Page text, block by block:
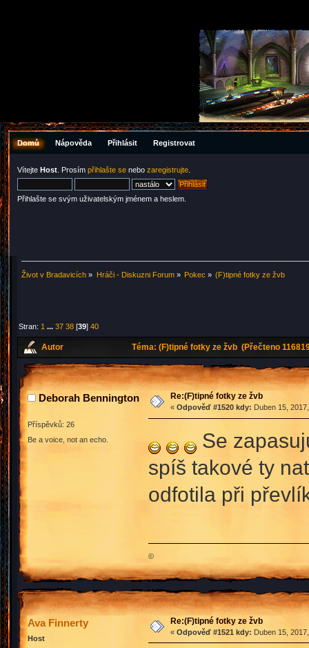
Domů Nápověda Přihlásit Registrovat
Vítejte Host . Prosím přihlašte se nebo zaregistrujte
Přihlašte se svým uživatelským jménem a heslem.
Život v Bradavicích » Hráči - Diskuzni Forum» Pokec » (F)tipné fotky ze žvb
Stran: 1 ...37 38 [39]40
Autor Téma: (F)tipné fotky ze žvb (Přečteno
Deborah Bennington
Příspěvků: 26
Be a voice, not an echo.
Re:(F)tipné fotky ze žvb
« Odpověď #1520 kdy: Duben 15,
Se
spíš takové ty
odfotila při
©
Ava Finnerty
Host
Re:(F)tipné fotky ze žvb
« Odpověď #1521 kdy: Duben 15,